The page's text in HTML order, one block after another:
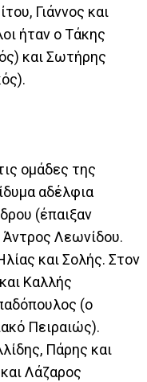
Γιάννος και
ήταν ο Τάκης
και Σωτήρης
ομάδες της
αδέλφια
(έπαιξαν
Λεωνίδου.
και Σολής. Στον
Καλλής
(ο
Πειραιώς).
Πάρης και
Λάζαρος